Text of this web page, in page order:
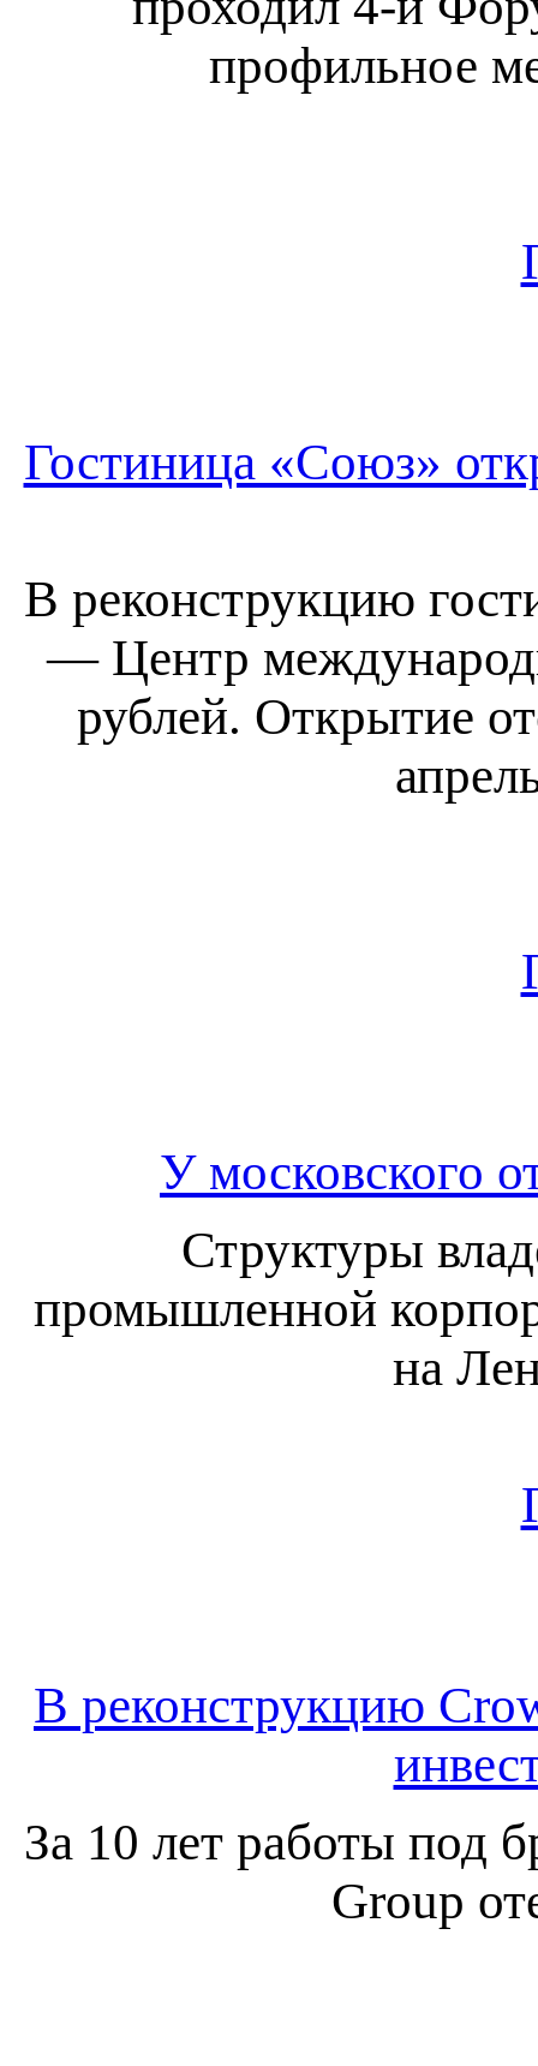
профильное
Гостиница «Союз»
В реконструкцию
— Центр
рублей. Открытие
У московского
Структуры
промышленной
на
В реконструкцию
За 10 лет работы под
Group